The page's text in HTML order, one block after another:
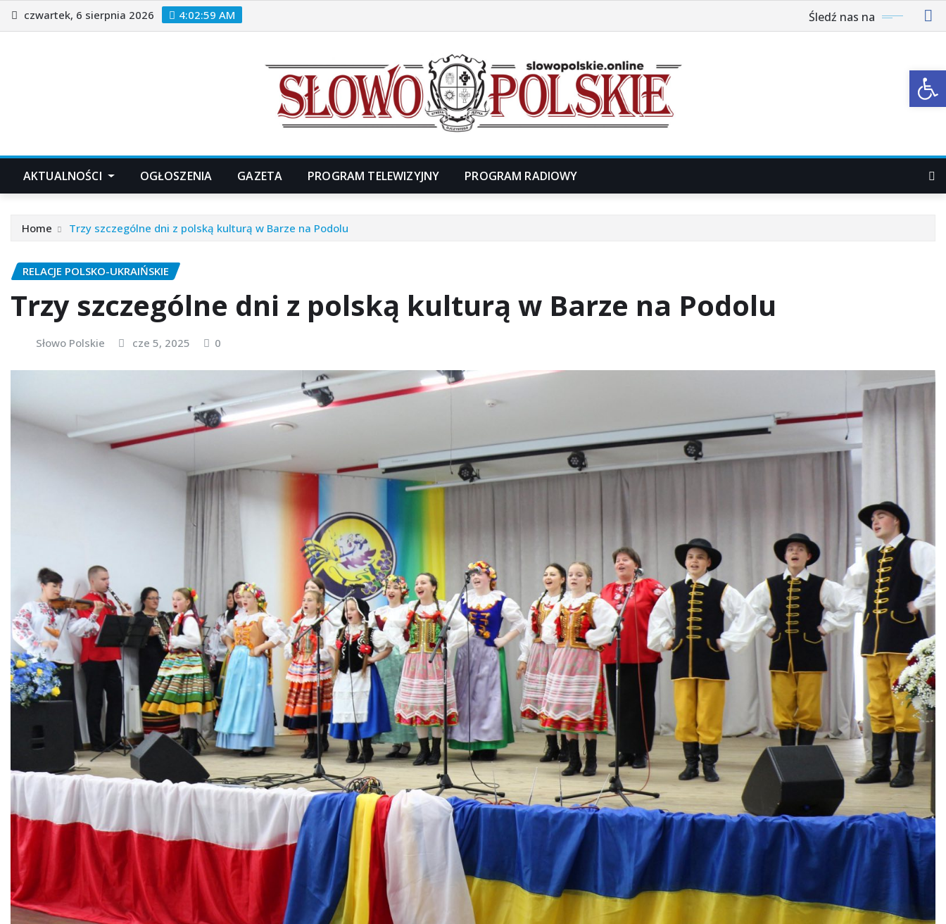
Skip
to
czwartek, 6 sierpnia 2026 4:03:02 AM Śledź nas na
AKTUALNOŚCI OGŁOSZENIA GAZETA PROGRAM TELEWIZYJNY PROGRAM RADIOWY
Home Trzy szczególne dni z polską kulturą w Barze na Podolu
RELACJE POLSKO-UKRAIŃSKIE
Trzy szczególne dni z polską kulturą w Barze na Podolu
Słowo Polskie cze 5, 2025 0